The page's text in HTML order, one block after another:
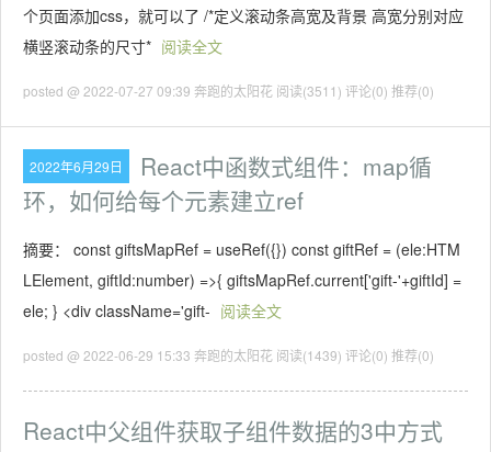
个页面添加css，就可以了 /*定义滚动条高宽及背景 高宽分别对应
横竖滚动条的尺寸* 阅读全文
posted @ 2022-07-27 09:39 奔跑的太阳花 阅读(3511) 评论(0) 推荐(0)
2022年6月29日
React中函数式组件：map循
环，如何给每个元素建立ref
摘要： const giftsMapRef = useRef({}) const giftRef = (ele:HTM
LElement, giftId:number) =>{ giftsMapRef.current['gift-'+giftId] =
ele; } <div className='gift- 阅读全文
posted @ 2022-06-29 15:33 奔跑的太阳花 阅读(1439) 评论(0) 推荐(0)
React中父组件获取子组件数据的3中方式